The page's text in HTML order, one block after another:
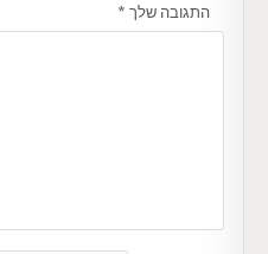
התגובה שלך *